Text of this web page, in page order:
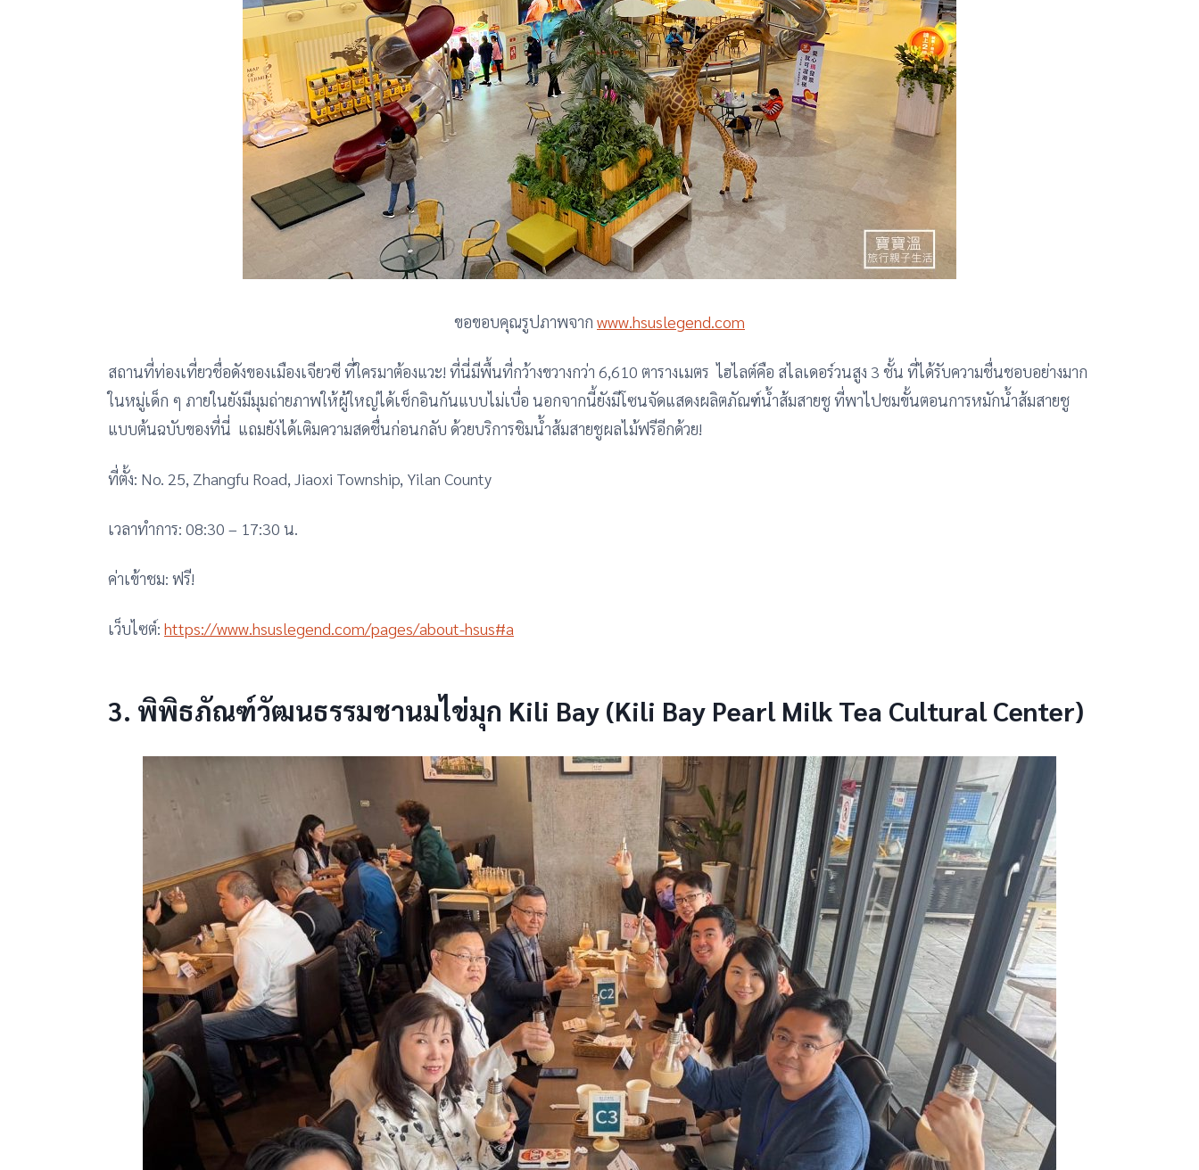
ขอขอบคุณรูปภาพจาก www.hsuslegend.com
สถานที่ท่องเที่ยวชื่อดังของเมืองเจียวซี ที่ใครมาต้องแวะ! ที่นี่มีพื้นที่กว้างขวางกว่า 6,610 ตารางเมตร ไฮไลต์คือ สไลเดอร์วนสูง 3 ชั้น ที่ได้รับความชื่นชอบอย่างมาก
ในหมู่เด็ก ๆ ภายในยังมีมุมถ่ายภาพให้ผู้ใหญ่ได้เช็กอินกันแบบไม่เบื่อ นอกจากนี้ยังมีโซนจัดแสดงผลิตภัณฑ์น้ำส้มสายชู ที่พาไปชมขั้นตอนการหมักน้ำส้มสายชู
แบบต้นฉบับของที่นี่ แถมยังได้เติมความสดชื่นก่อนกลับ ด้วยบริการชิมน้ำส้มสายชูผลไม้ฟรีอีกด้วย!
ที่ตั้ง: No. 25, Zhangfu Road, Jiaoxi Township, Yilan County
เวลาทำการ: 08:30 – 17:30 น.
ค่าเข้าชม: ฟรี!
เว็บไซต์: https://www.hsuslegend.com/pages/about-hsus#a
3. พิพิธภัณฑ์วัฒนธรรมชานมไข่มุก Kili Bay (Kili Bay Pearl Milk Tea Cultural Center)